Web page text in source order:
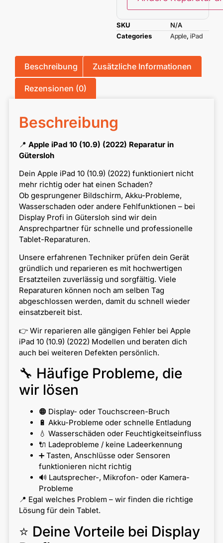
SKU
N/A
Categories
Apple, iPad
Beschreibung Zusätzliche Informationen
Rezensionen (0)
Beschreibung
📍 Apple iPad 10 (10.9) (2022) Reparatur in
Gütersloh
Dein Apple iPad 10 (10.9) (2022) funktioniert nicht
mehr richtig oder hat einen Schaden?
Ob gesprungener Bildschirm, Akku-Probleme,
Wasserschaden oder andere Fehlfunktionen – bei
Display Profi in Gütersloh sind wir dein
Ansprechpartner für schnelle und professionelle
Tablet-Reparaturen.
Unsere erfahrenen Techniker prüfen dein Gerät
gründlich und reparieren es mit hochwertigen
Ersatzteilen zuverlässig und sorgfältig. Viele
Reparaturen können noch am selben Tag
abgeschlossen werden, damit du schnell wieder
einsatzbereit bist.
👉 Wir reparieren alle gängigen Fehler bei Apple
iPad 10 (10.9) (2022) Modellen und beraten dich
auch bei weiteren Defekten persönlich.
🔧 Häufige Probleme, die
wir lösen
🟠 Display- oder Touchscreen-Bruch
🔋 Akku-Probleme oder schnelle Entladung
💧 Wasserschäden oder Feuchtigkeitseinfluss
🔌 Ladeprobleme / keine Ladeerkennung
➕ Tasten, Anschlüsse oder Sensoren
funktionieren nicht richtig
🔊 Lautsprecher-, Mikrofon- oder Kamera-
Probleme
📍 Egal welches Problem – wir finden die richtige
Lösung für dein Tablet.
⭐ Deine Vorteile bei Display